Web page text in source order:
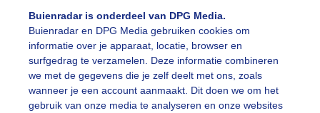
Buienradar is onderdeel van DPG Media.
Buienradar en DPG Media gebruiken cookies om
informatie over je apparaat, locatie, browser en
surfgedrag te verzamelen. Deze informatie combineren
we met de gegevens die je zelf deelt met ons, zoals
wanneer je een account aanmaakt. Dit doen we om het
gebruik van onze media te analyseren en onze websites
zonsopkomst